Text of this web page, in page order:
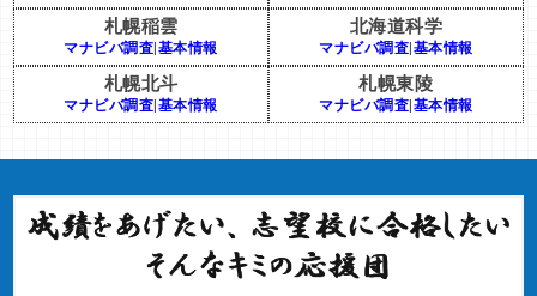
札幌稲雲
マナビバ調査 基本情報
北海道科学
マナビバ調査 基本情報
札幌北斗
マナビバ調査 基本情報
札幌東陵
マナビバ調査 基本情報